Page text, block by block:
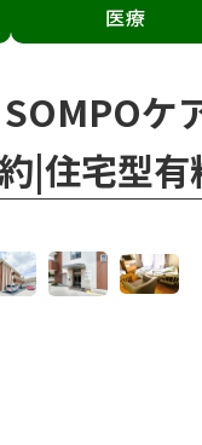
医療
SOMPO
|住宅型